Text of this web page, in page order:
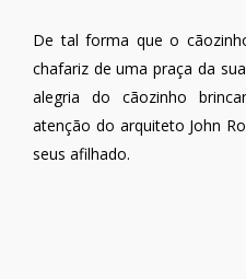
De tal forma que o
chafariz de uma praça da
alegria do cãozinho
atenção do arquiteto John
seus afilhado.